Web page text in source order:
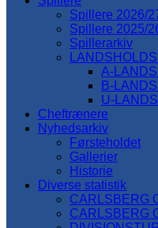
Spillere 2026/
Spillere 2025/
Spillerarkiv
A-
B-
U-
Cheftrænere
Nyhedsarkiv
Førsteholdet
Gallerier
Historie
Diverse statistik
CARLSBERG
CARLSBERG